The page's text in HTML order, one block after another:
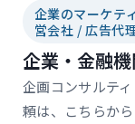
企業のマーケテ
営会社 / 広告代
企業・金融
企画コンサルテ
頼は、こちらか